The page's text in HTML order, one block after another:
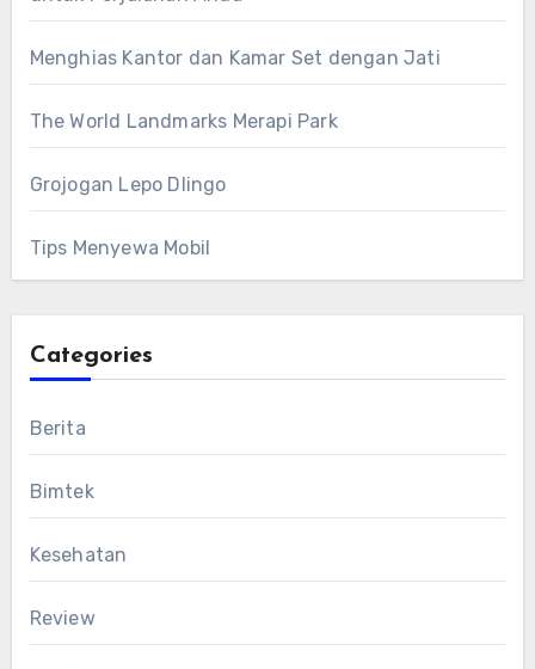
Menghias Kantor dan Kamar Set dengan Jati
The World Landmarks Merapi Park
Grojogan Lepo Dlingo
Tips Menyewa Mobil
Categories
Berita
Bimtek
Kesehatan
Review